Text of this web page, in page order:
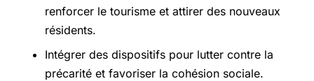
renforcer le tourisme et attirer des nouveaux
résidents.
Intégrer des dispositifs pour lutter contre la
précarité et favoriser la cohésion sociale.